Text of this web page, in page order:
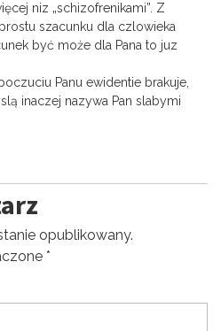
niz „schizofrenikami”. Z
szacunku dla czlowieka
być może dla Pana to juz
Panu ewidentie brakuje,
inaczej nazywa Pan slabymi
opublikowany.
*